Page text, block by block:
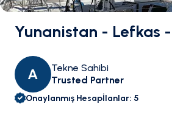
Yunanistan - Lefkas -
A
Tekne Sahibi
Trusted Partner
Onaylanmış Hesapİlanlar: 5